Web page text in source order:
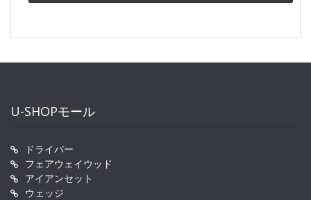
U-SHOPモール
ドライバー
フェアウェイウッド
アイアンセット
ウェッジ